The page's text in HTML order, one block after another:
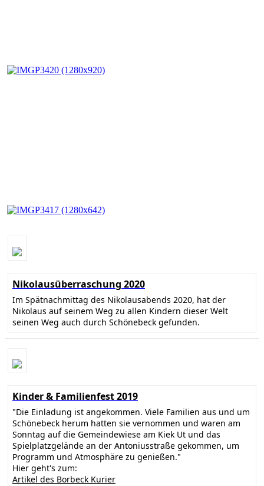
Nikolausüberraschung 2020
Im Spätnachmittag des Nikolausabends 2020, hat der
Nikolaus auf seinem Weg zu allen Kindern dieser Welt
seinen Weg auch durch Schönebeck gefunden.
Kinder & Familienfest 2019
"Die Einladung ist angekommen. Viele Familien aus und um
Schönebeck herum hatten sie vernommen und waren am
Sonntag auf die Gemeindewiese am Kiek Ut und das
Spielplatzgelände an der Antoniusstraße gekommen, um
Programm und Atmosphäre zu genießen."
Hier geht's zum:
Artikel des Borbeck Kurier